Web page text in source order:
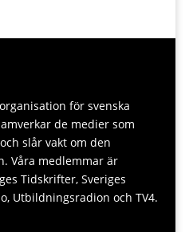
för svenska
de medier som
slår vakt om den
Våra medlemmar är
Tidskrifter, Sveriges
Utbildningsradion och TV4.